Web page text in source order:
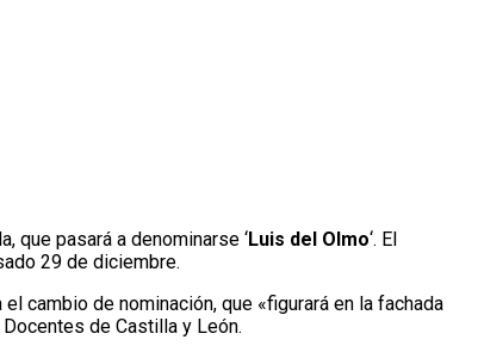
que pasará a denominarse ‘Luis del Olmo‘. El
29 de diciembre.
cambio de nominación, que «figurará en la fachada
de Castilla y León.